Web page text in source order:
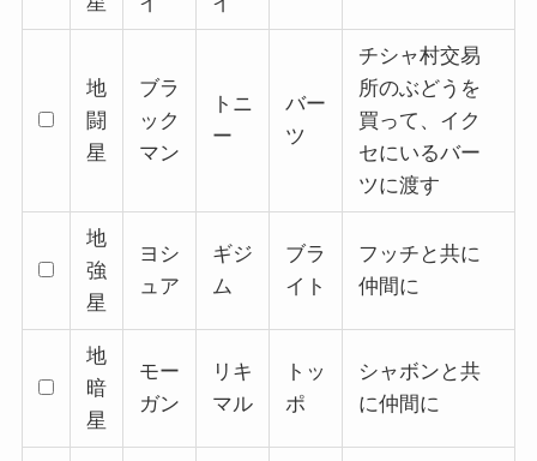
地
闘
星
ブラ
ック
マン
トニ
ー
バー
ツ
チシャ村交易
所のぶどうを
買って、イク
セにいるバー
ツに渡す
地
強
星
ヨシ
ュア
ギジ
ム
ブラ
イト
フッチと共に
仲間に
地
暗
星
モー
ガン
リキ
マル
トッ
ポ
シャボンと共
に仲間に